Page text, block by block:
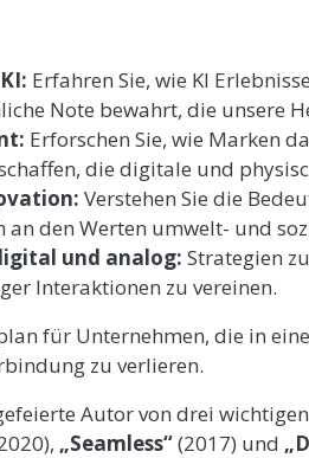
Erfahren Sie, wie KI
Note bewahrt, die unsere
Erforschen Sie, wie Marken
die digitale und
Verstehen Sie die
an den Werten umwelt- und
und analog: Strategien
Interaktionen zu vereinen.
für Unternehmen, die in
zu verlieren.
Autor von drei
„Seamless“(2017) und